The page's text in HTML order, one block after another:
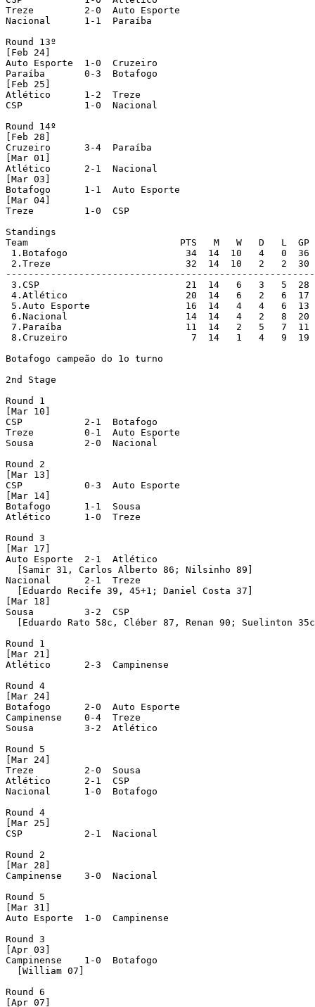
Treze         2-0  Auto Esporte
Nacional      1-1  Paraíba
Round 13º
[Feb 24]
Auto Esporte  1-0  Cruzeiro
Paraíba       0-3  Botafogo
[Feb 25]
Atlético      1-2  Treze
CSP           1-0  Nacional
Round 14º
[Feb 28]
Cruzeiro      3-4  Paraíba
[Mar 01]
Atlético      2-1  Nacional
[Mar 03]
Botafogo      1-1  Auto Esporte
[Mar 04]
Treze         1-0  CSP
Standings
Team                           PTS   M   W   D   L  GP
1.Botafogo                     34  14  10   4   0  36
2.Treze                        32  14  10   2   2  30
3.CSP                          21  14   6   3   5  28
4.Atlético                     20  14   6   2   6  17
5.Auto Esporte                 16  14   4   4   6  13
6.Nacional                     14  14   4   2   8  20
7.Paraíba                      11  14   2   5   7  11
8.Cruzeiro                      7  14   1   4   9  19
Botafogo campeão do 1o turno
2nd Stage
Round 1
[Mar 10]
CSP           2-1  Botafogo
Treze         0-1  Auto Esporte
Sousa         2-0  Nacional
Round 2
[Mar 13]
CSP           0-3  Auto Esporte
[Mar 14]
Botafogo      1-1  Sousa
Atlético      1-0  Treze
Round 3
[Mar 17]
Auto Esporte  2-1  Atlético
  [Samir 31, Carlos Alberto 86; Nilsinho 89]
Nacional      2-1  Treze
  [Eduardo Recife 39, 45+1; Daniel Costa 37]
[Mar 18]
Sousa         3-2  CSP
[Eduardo Rato 58c, Cléber 87, Renan 90; Suelinton
Round 1
[Mar 21]
Atlético      2-3  Campinense
Round 4
[Mar 24]
Botafogo      2-0  Auto Esporte
Campinense    0-4  Treze
Sousa         3-2  Atlético
Round 5
[Mar 24]
Treze         2-0  Sousa
Atlético      2-1  CSP
Nacional      1-0  Botafogo
Round 4
[Mar 25]
CSP           2-1  Nacional
Round 2
[Mar 28]
Campinense    3-0  Nacional
Round 5
[Mar 31]
Auto Esporte  1-0  Campinense
Round 3
[Apr 03]
Campinense    1-0  Botafogo
  [William 07]
Round 6
[Apr 07]